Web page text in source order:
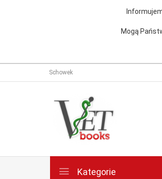
Mogą
Schowek
Kategorie